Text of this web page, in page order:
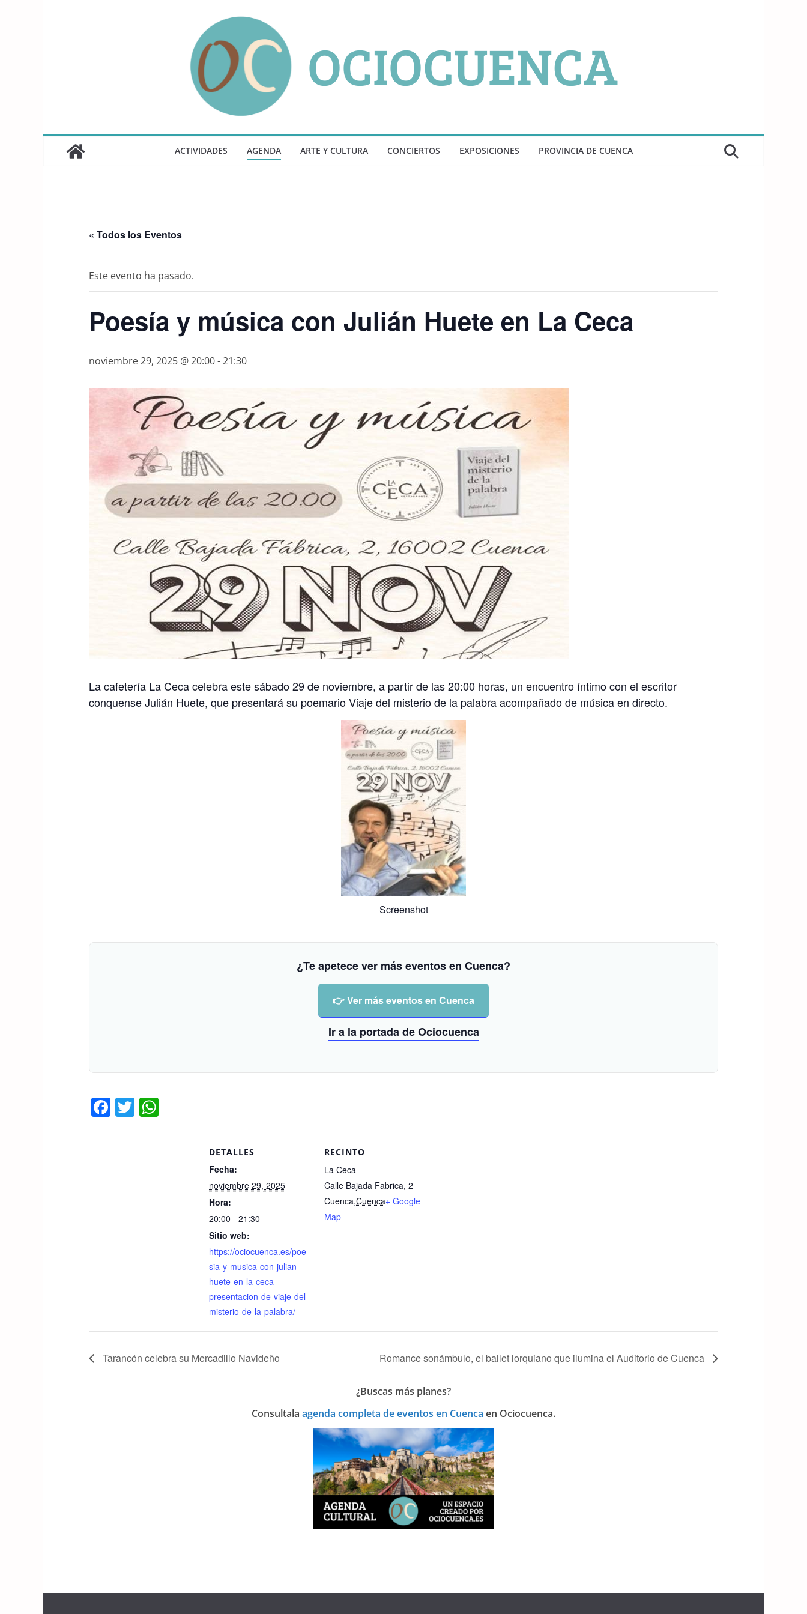
ACTIVIDADES AGENDA ARTE Y CULTURA CONCIERTOS EXPOSICIONES PROVINCIA DE CUENCA
« Todos los Eventos
Este evento ha pasado.
Poesía y música con Julián Huete en La Ceca
noviembre 29, 2025 @ 20:00-21:30
La cafetería La Ceca celebra este sábado 29 de noviembre, a partir de las 20:00 horas, un encuentro íntimo con el escritor
conquense Julián Huete, que presentará su poemario Viaje del misterio de la palabra acompañado de música en directo.
Screenshot
¿Te apetece ver más eventos en Cuenca?
👉 Ver más eventos en Cuenca
Ir a la portada de Ociocuenca
F
a
T
wi
DETALLES
Fecha:
noviembre 29, 2025
Hora:
20:00 - 21:30
Sitio web:
https://ociocuenca.es/poe
sia-y-musica-con-julian-
huete-en-la-ceca-
presentacion-de-viaje-del-
misterio-de-la-palabra/
RECINTO
La Ceca
Calle Bajada Fabrica, 2
Cuenca,Cuenca+ Google
Map
Tarancón celebra su Mercadillo Navideño Romance sonámbulo, el ballet lorquiano que ilumina el Auditorio de Cuenca
¿Buscas más planes?
Consultala agenda completa de eventos en Cuenca en Ociocuenca.